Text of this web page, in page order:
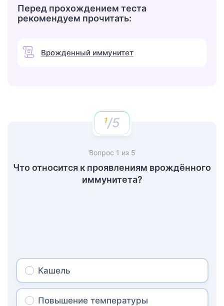
Перед прохождением теста
рекомендуем прочитать:
Врожденный иммунитет
/5
Вопрос 1 из 5
Что относится к проявлениям врождённого
иммунитета?
Кашель
Повышение температуры